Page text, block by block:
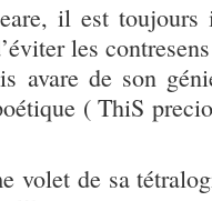
il est toujours
les
avare de son
( ThiS
volet de sa